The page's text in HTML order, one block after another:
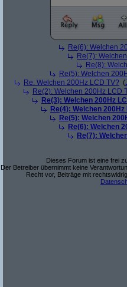
Re(6): Welchen
Re(7):
Re(8):
Re(5): Welchen
Re: Welchen 200Hz LCD TV? (
Re(2): Welchen 200Hz LCD
Re(3): Welchen 200Hz
Re(4): Welchen 200Hz
Re(5): Welchen
Re(6): Welchen
Re(7):
Dieses Forum ist eine frei
Der Betreiber übernimmt keine
Recht vor, Beiträge mit